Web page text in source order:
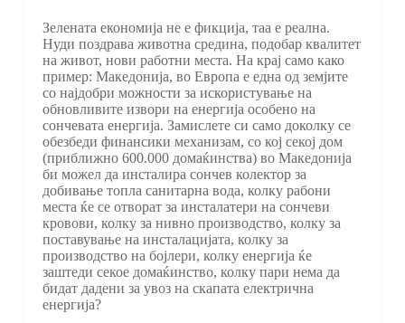
Зелената економија не е фикција, таа е реална.
Нуди поздрава животна средина, подобар квалитет
на живот, нови работни места. На крај само како
пример: Македонија, во Европа е една од земјите
со најдобри можности за искористување на
обновливите извори на енергија особено на
сончевата енергија. Замислете си само доколку се
обезбеди финансики механизам, со кој секој дом
(приближно 600.000 домаќинства) во Македонија
би можел да инсталира сончев колектор за
добивање топла санитарна вода, колку рабони
места ќе се отворат за инсталатери на сончеви
кровови, колку за нивно производство, колку за
поставување на инсталацијата, колку за
производство на бојлери, колку енергија ќе
заштеди секое домаќинство, колку пари нема да
бидат дадени за увоз на скапата електрична
енергија?